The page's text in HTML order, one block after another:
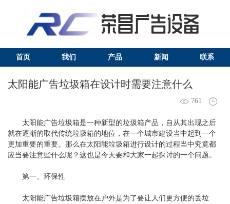
首页 我们 产品 新闻 联系
太阳能广告垃圾箱在设计时需要注意什么
761
太阳能广告垃圾箱是一种新型的垃圾箱产品，自从其出现之后
就在逐渐的取代传统垃圾箱的地位，在一个城市建设当中起到一个
更加重要的重要。那么在太阳能垃圾箱进行设计的过程当中究竟都
应当要注意些什么呢？这也是今天要和大家一起探讨的一个问题。
第一、环保性
太阳能广告垃圾箱摆放在户外是为了要让人们更方便的丢垃